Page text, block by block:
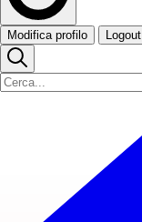
Modifica profilo Logout